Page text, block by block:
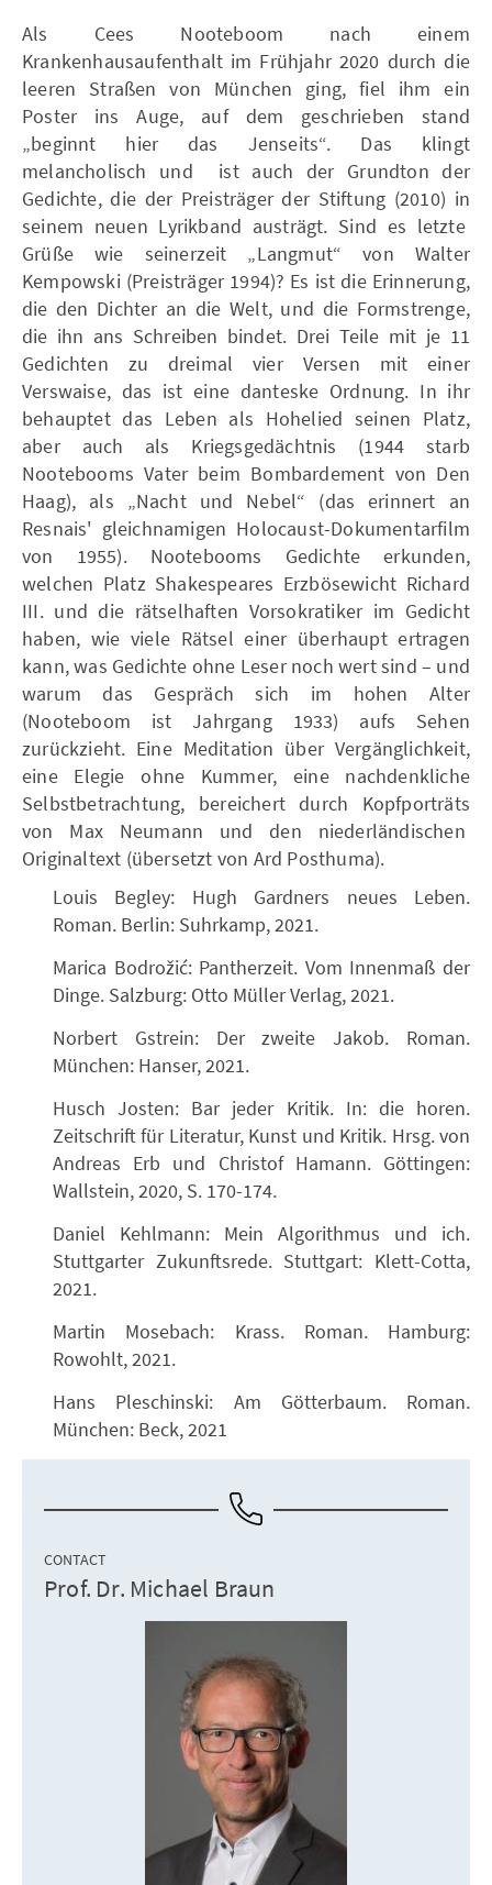
Als Cees Nooteboom nach einem
Krankenhausaufenthalt im Frühjahr 2020 durch die
leeren Straßen von München ging, fiel ihm ein
Poster ins Auge, auf dem geschrieben stand
„beginnt hier das Jenseits“. Das klingt
melancholisch und ist auch der Grundton der
Gedichte, die der Preisträger der Stiftung (2010) in
seinem neuen Lyrikband austrägt. Sind es letzte
Grüße wie seinerzeit „Langmut“ von Walter
Kempowski (Preisträger 1994)? Es ist die Erinnerung,
die den Dichter an die Welt, und die Formstrenge,
die ihn ans Schreiben bindet. Drei Teile mit je 11
Gedichten zu dreimal vier Versen mit einer
Verswaise, das ist eine danteske Ordnung. In ihr
behauptet das Leben als Hohelied seinen Platz,
aber auch als Kriegsgedächtnis (1944 starb
Nootebooms Vater beim Bombardement von Den
Haag), als „Nacht und Nebel“ (das erinnert an
Resnais' gleichnamigen Holocaust-Dokumentarfilm
von 1955). Nootebooms Gedichte erkunden,
welchen Platz Shakespeares Erzbösewicht Richard
III. und die rätselhaften Vorsokratiker im Gedicht
haben, wie viele Rätsel einer überhaupt ertragen
kann, was Gedichte ohne Leser noch wert sind – und
warum das Gespräch sich im hohen Alter
(Nooteboom ist Jahrgang 1933) aufs Sehen
zurückzieht. Eine Meditation über Vergänglichkeit,
eine Elegie ohne Kummer, eine nachdenkliche
Selbstbetrachtung, bereichert durch Kopfporträts
von Max Neumann und den niederländischen
Originaltext (übersetzt von Ard Posthuma).
Louis Begley: Hugh Gardners neues Leben.
Roman. Berlin: Suhrkamp, 2021.
Marica Bodrožić: Pantherzeit. Vom Innenmaß der
Dinge. Salzburg: Otto Müller Verlag, 2021.
Norbert Gstrein: Der zweite Jakob. Roman.
München: Hanser, 2021.
Husch Josten: Bar jeder Kritik. In: die horen.
Zeitschrift für Literatur, Kunst und Kritik. Hrsg. von
Andreas Erb und Christof Hamann. Göttingen:
Wallstein, 2020, S. 170-174.
Daniel Kehlmann: Mein Algorithmus und ich.
Stuttgarter Zukunftsrede. Stuttgart: Klett-Cotta,
2021.
Martin Mosebach: Krass. Roman. Hamburg:
Rowohlt, 2021.
Hans Pleschinski: Am Götterbaum. Roman.
München: Beck, 2021
CONTACT
Prof. Dr. Michael Braun